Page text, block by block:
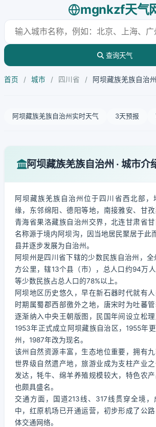
mgnkzf天气
查询天气
首页 / 城市 / 四川省 / 阿坝藏族羌族自治
阿坝藏族羌族自治州实时天气 3天预报
阿坝藏族羌族自治州 · 城市介
阿坝藏族羌族自治州位于四川省西北部，
缘，东邻绵阳、德阳等地，南接雅安、甘
青海省果洛藏族自治州交界，北连甘肃省
名称源于境内阿坝沟，因当地居民聚居于此
县并逐步发展为自治州。
阿坝州是四川省下辖的少数民族自治州，
方公里，辖13个县（市），总人口约94万
等少数民族占总人口的78%以上。
阿坝地区历史悠久，早在新石器时代就有
时期属蜀郡西部徼外之地，唐宋时为吐蕃
逐渐纳入中央王朝版图，民国年间设立松理
1953年正式成立阿坝藏族自治区，1955年
州，1987年改为现名。
该州自然资源丰富，生态地位重要，拥有
世界级自然遗产地，旅游业成为支柱产业
发达，牦牛、绵羊养殖规模较大，特色农
也颇具盛名。
交通方面，国道213线、317线贯穿全境
中，红原机场已开通运营，初步形成了公
体交通网络。